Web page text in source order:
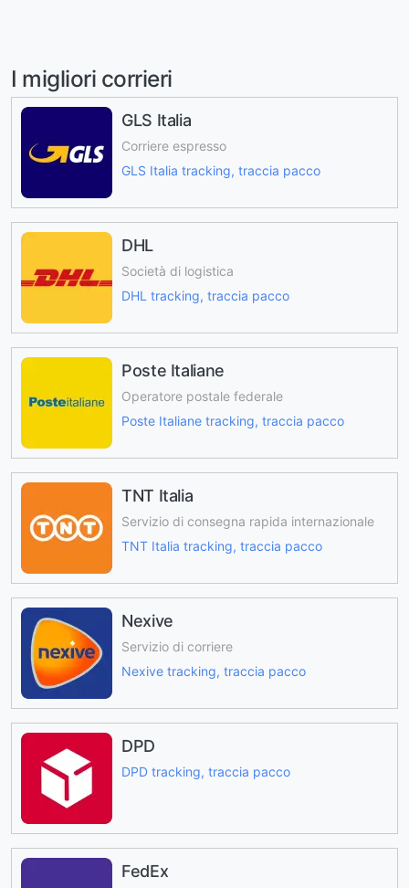
I migliori corrieri
GLS Italia
Corriere espresso
GLS Italia tracking, traccia pacco
DHL
Società di logistica
DHL tracking, traccia pacco
Poste Italiane
Operatore postale federale
Poste Italiane tracking, traccia pacco
TNT Italia
Servizio di consegna rapida internazionale
TNT Italia tracking, traccia pacco
Nexive
Servizio di corriere
Nexive tracking, traccia pacco
DPD
DPD tracking, traccia pacco
FedEx